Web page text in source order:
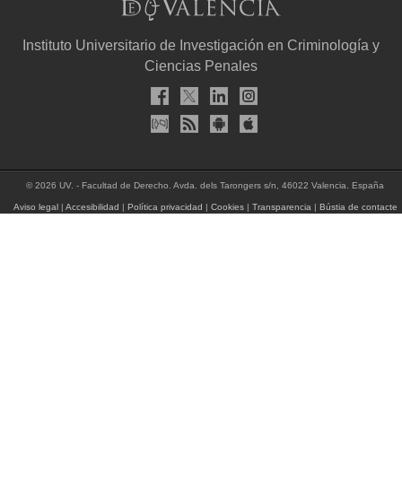
Instituto Universitario de Investigación en Criminología y
Ciencias Penales
© 2026 UV. - Facultad de Derecho. Avda. dels Tarongers s/n, 46022 Valencia. España
Aviso legal| Accesibilidad | Política privacidad | Cookies| Transparencia | Bústia de contacte